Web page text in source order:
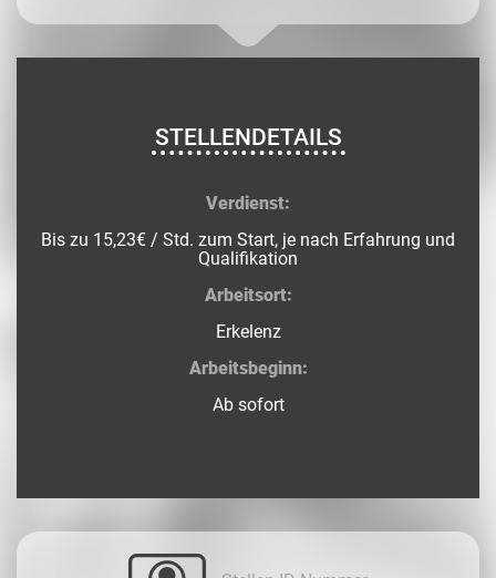
STELLENDETAILS
Verdienst:
Bis zu 15,23€ / Std. zum Start, je nach Erfahrung und
Qualifikation
Arbeitsort:
Erkelenz
Arbeitsbeginn:
Ab sofort